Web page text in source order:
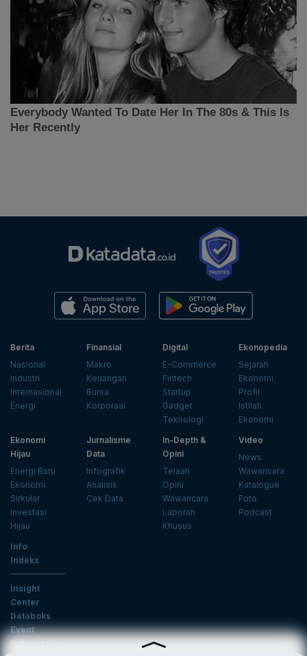
Berita
Nasional
Industri
Internasional
Energi
Finansial
Makro
Keuangan
Bursa
Korporasi
Digital
E-Commerce
Fintech
Startup
Gadget
Teknologi
Ekonopedia
Sejarah
Ekonomi
Profil
Istilah
Ekonomi
Ekonomi
Hijau
Energi Baru
Ekonomi
Sirkular
Investasi
Hijau
Jurnalisme
Data
Infografik
Analisis
Cek Data
In-Depth &
Opini
Telaah
Opini
Wawancara
Laporan
Khusus
Video
News
Wawancara
Katalogue
Foto
Podcast
Info
Indeks
Insight
Center
Databoks
Event
KatadataOto